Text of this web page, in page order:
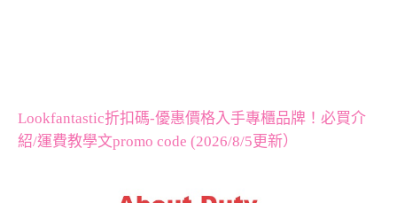
Lookfantastic折扣碼-優惠價格入手專櫃品牌！必買介
紹/運費教學文promo code (2026/8/5更新）